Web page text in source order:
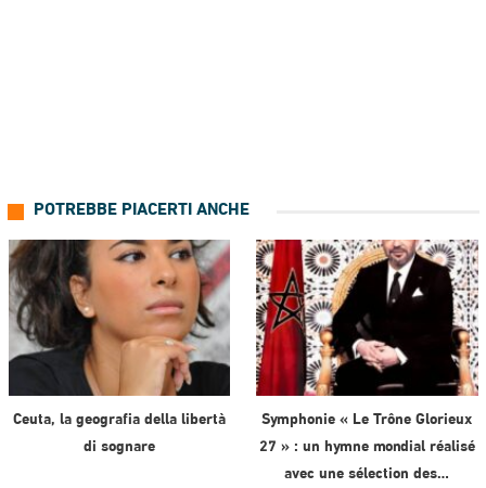
POTREBBE PIACERTI ANCHE
Ceuta, la geografia della libertà
di sognare
Symphonie « Le Trône Glorieux
27 » : un hymne mondial réalisé
avec une sélection des…